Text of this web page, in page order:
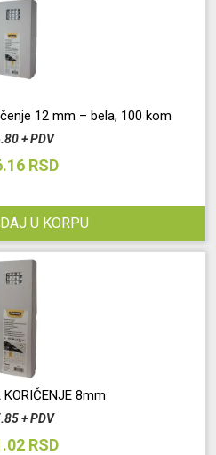
12 mm – bela, 100 kom
+ PDV
RSD
U KORPU
8mm
+ PDV
RSD